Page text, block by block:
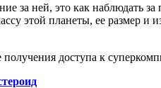
за ней, это как наблюдать
этой планеты, ее размер
доступа к